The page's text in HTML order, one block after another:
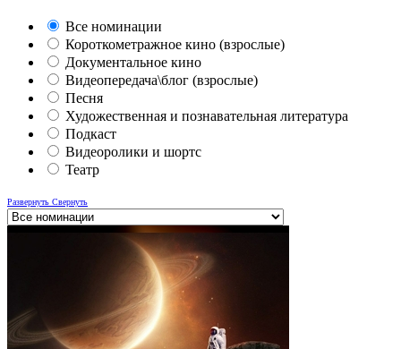
Все номинации
Короткометражное кино (взрослые)
Документальное кино
Видеопередача\блог (взрослые)
Песня
Художественная и познавательная литература
Подкаст
Видеоролики и шортс
Театр
Развернуть Свернуть